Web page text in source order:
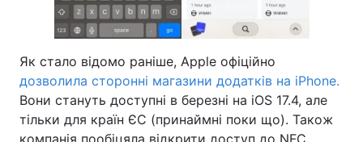
Як стало відомо раніше, Apple офіційно
дозволила сторонні магазини додатків на iPhone.
Вони стануть доступні в березні на iOS 17.4, але
тільки для країн ЄС (принаймні поки що). Також
компанія пообіцяла відкрити доступ до NFC.